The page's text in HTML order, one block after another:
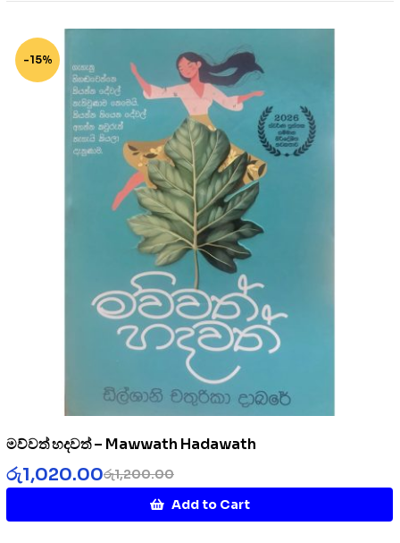
-15%
මව්වත් හදවත් – Mawwath Hadawath
රු1,200.00
රු1,020.00
Add to Cart